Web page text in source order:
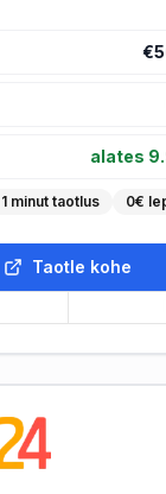
alates
1 minut taotlus 0€
Taotle kohe